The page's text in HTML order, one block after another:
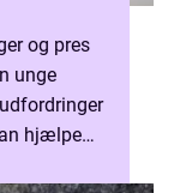
og pres
unge
hjælpe